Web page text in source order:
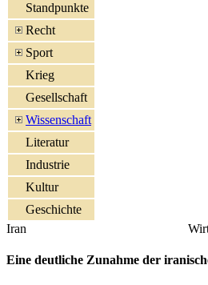
Standpunkte
Recht
Sport
Krieg
Gesellschaft
Wissenschaft
Literatur
Industrie
Kultur
Geschichte
Iran
Eine deutliche Zunahme der